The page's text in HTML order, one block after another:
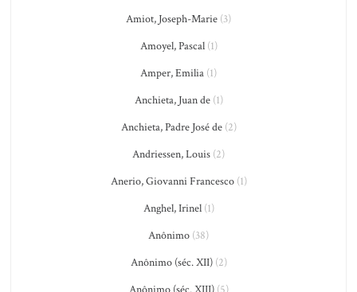
Amiot, Joseph-Marie (3)
Amoyel, Pascal(1)
Amper, Emilia (1)
Anchieta, Juan de(1)
Anchieta, Padre José de(2)
Andriessen, Louis (2)
Anerio, Giovanni Francesco(1)
Anghel, Irinel(1)
Anônimo (38)
Anônimo (séc. XII)(2)